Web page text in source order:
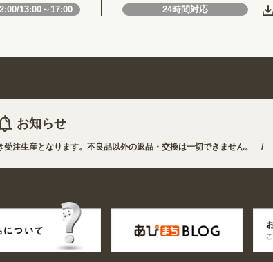
13:00～17:00 24時間対応
お知らせ
産となります。不良品以外の返品・交換は一切できません。 /